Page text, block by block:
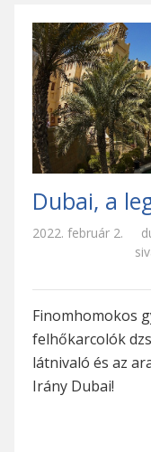
Dubai, a
2022. február 2.
Finomhomokos
felhőkarcolók
látnivaló és az
Irány Dubai!